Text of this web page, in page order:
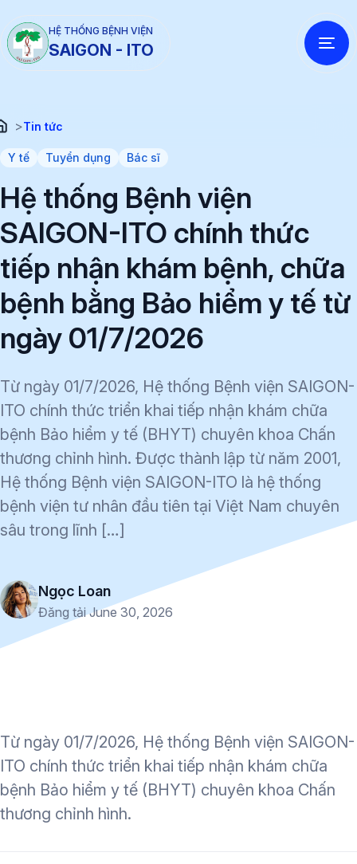
HỆ THỐNG BỆNH VIỆN
SAIGON - ITO
>Tin tức
Y tế Tuyển dụng Bác sĩ
Hệ thống Bệnh viện
SAIGON-ITO chính thức
tiếp nhận khám bệnh, chữa
bệnh bằng Bảo hiểm y tế từ
ngày 01/7/2026
Từ ngày 01/7/2026, Hệ thống Bệnh viện SAIGON-
ITO chính thức triển khai tiếp nhận khám chữa
bệnh Bảo hiểm y tế (BHYT) chuyên khoa Chấn
thương chỉnh hình. Được thành lập từ năm 2001,
Hệ thống Bệnh viện SAIGON-ITO là hệ thống
bệnh viện tư nhân đầu tiên tại Việt Nam chuyên
sâu trong lĩnh […]
Ngọc Loan
Đăng tải June 30, 2026
Từ ngày 01/7/2026, Hệ thống Bệnh viện SAIGON-
ITO chính thức triển khai tiếp nhận khám chữa
bệnh Bảo hiểm y tế (BHYT) chuyên khoa Chấn
thương chỉnh hình.